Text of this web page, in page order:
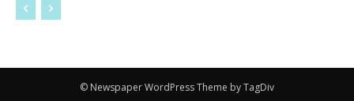
© Newspaper WordPress Theme by TagDiv